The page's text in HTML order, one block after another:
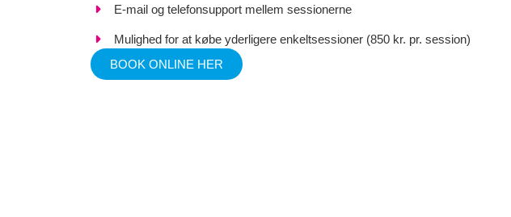
E-mail og telefonsupport mellem sessionerne
Mulighed for at købe yderligere enkeltsessioner (850 kr. pr. session)
BOOK ONLINE HER